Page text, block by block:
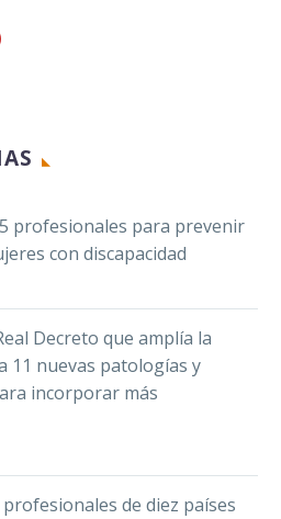
Discapacidad
profesionales para prevenir
con discapacidad
Decreto que amplía la
11 nuevas patologías y
incorporar más
profesionales de diez países